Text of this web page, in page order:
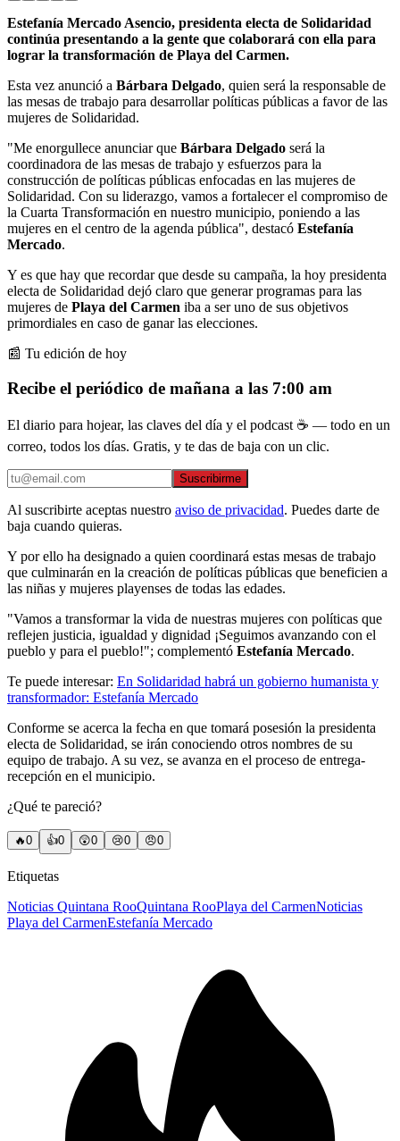
Estefanía Mercado Asencio, presidenta electa de Solidaridad
continúa presentando a la gente que colaborará con ella para
lograr la transformación de Playa del Carmen.
Esta vez anunció a Bárbara Delgado, quien será la responsable de
las mesas de trabajo para desarrollar políticas públicas a favor de las
mujeres de Solidaridad.
"Me enorgullece anunciar que Bárbara Delgado será la
coordinadora de las mesas de trabajo y esfuerzos para la
construcción de políticas públicas enfocadas en las mujeres de
Solidaridad. Con su liderazgo, vamos a fortalecer el compromiso de
la Cuarta Transformación en nuestro municipio, poniendo a las
mujeres en el centro de la agenda pública", destacó Estefanía
Mercado.
Y es que hay que recordar que desde su campaña, la hoy presidenta
electa de Solidaridad dejó claro que generar programas para las
mujeres de Playa del Carmen iba a ser uno de sus objetivos
primordiales en caso de ganar las elecciones.
📰 Tu edición de hoy
Recibe el periódico de mañana a las 7:00 am
El diario para hojear, las claves del día y el podcast ☕ — todo en un
correo, todos los días. Gratis, y te das de baja con un clic.
Suscribirme
Al suscribirte aceptas nuestro aviso de privacidad. Puedes darte de
baja cuando quieras.
Y por ello ha designado a quien coordinará estas mesas de trabajo
que culminarán en la creación de políticas públicas que beneficien a
las niñas y mujeres playenses de todas las edades.
"Vamos a transformar la vida de nuestras mujeres con políticas que
reflejen justicia, igualdad y dignidad ¡Seguimos avanzando con el
pueblo y para el pueblo!"; complementó Estefanía Mercado.
Te puede interesar: En Solidaridad habrá un gobierno humanista y
transformador: Estefanía Mercado
Conforme se acerca la fecha en que tomará posesión la presidenta
electa de Solidaridad, se irán conociendo otros nombres de su
equipo de trabajo. A su vez, se avanza en el proceso de entrega-
recepción en el municipio.
¿Qué te pareció?
🔥0 👍0 😲0 😢0 😠0
Etiquetas
Noticias Quintana RooQuintana RooPlaya del CarmenNoticias
Playa del CarmenEstefanía Mercado